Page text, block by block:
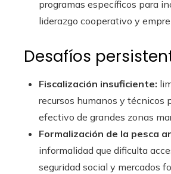
programas específicos para
liderazgo cooperativo y
Desafíos
Fiscalización insuficiente:
recursos humanos y técnicos
efectivo de grandes zonas
Formalización de la pesca
informalidad que dificulta
seguridad social y mercados